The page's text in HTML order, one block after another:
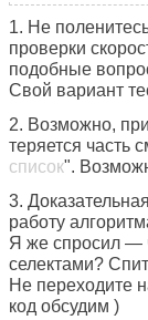
1. Не
проверки
подобные
Свой вариант
2. Возможно,
теряется часть
список".
3.
работу
Я же спросил —
селектами?
Не переходите
код обсудим )